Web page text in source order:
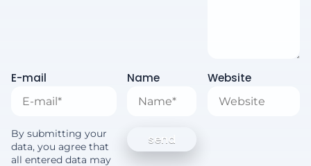
E-mail Name Website
By submitting your
data, you agree that
all entered data may